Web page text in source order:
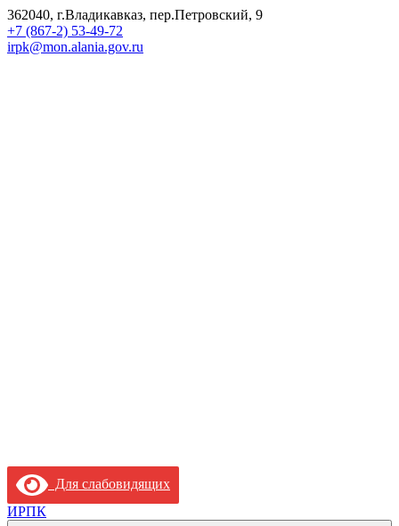
362040, г.Владикавказ, пер.Петровский, 9
+7 (867-2) 53-49-72
irpk@mon.alania.gov.ru
Для слабовидящих
ИРПК